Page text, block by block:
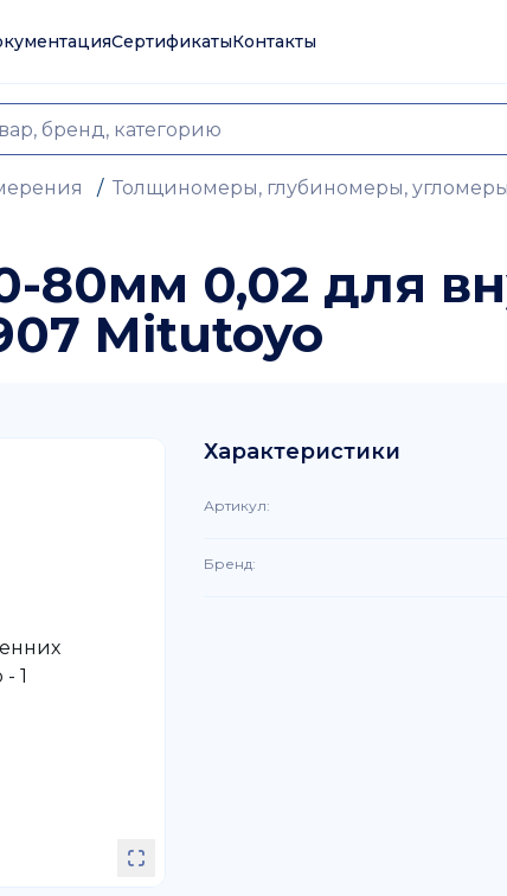
СертификатыКонтакты
/ Толщиномеры, глубиномеры,
80мм 0,02 для
Mitutoyo
Характеристики
Артикул:
Бренд: